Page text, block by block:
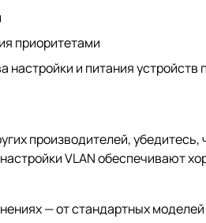
приоритетами
и питания устройств
производителей,
VLAN обеспечивают
— от стандартных